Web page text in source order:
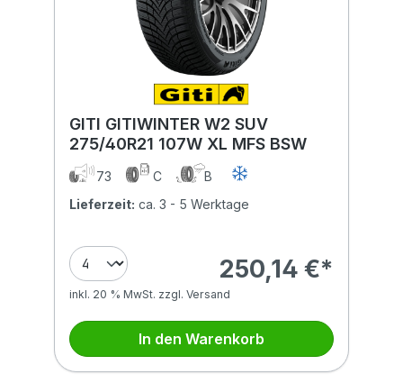
GITI GITIWINTER W2 SUV
275/40R21 107W XL MFS BSW
73 C
B
Lieferzeit: ca. 3 - 5 Werktage
250,14 €*
inkl. 20 % MwSt. zzgl. Versand
In den Warenkorb